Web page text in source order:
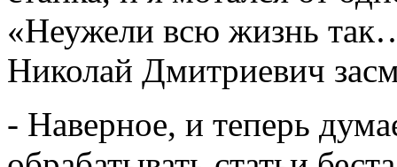
«Неужели всю жизнь так…
Николай Дмитриевич
- Наверное, и теперь